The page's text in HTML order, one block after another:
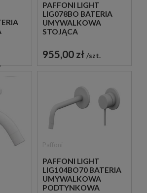
PAFFONI LIGHT
LIG078BO BATERIA
UMYWALKOWA
STOJĄCA
BIAŁA
955,00 zł szt.
PAFFONI LIGHT
LIG104BO70 BATERIA
UMYWALKOWA
PODTYNKOWA